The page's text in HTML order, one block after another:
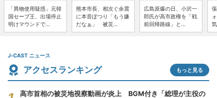
「異物使用疑惑」元韓
国セーブ王、出場停止
明けマウンドで...
熊本市長、相次ぐ余震
に本音ぽつり「もう嫌
だなぁ」 被災...
広島原爆の日、小沢一
郎氏が高市政権を「戦
前回帰路線」と...
J-CAST ニュース
アクセスランキング もっと見る
高市首相の被災地視察動画が炎上 BGM付き「総理が主役の